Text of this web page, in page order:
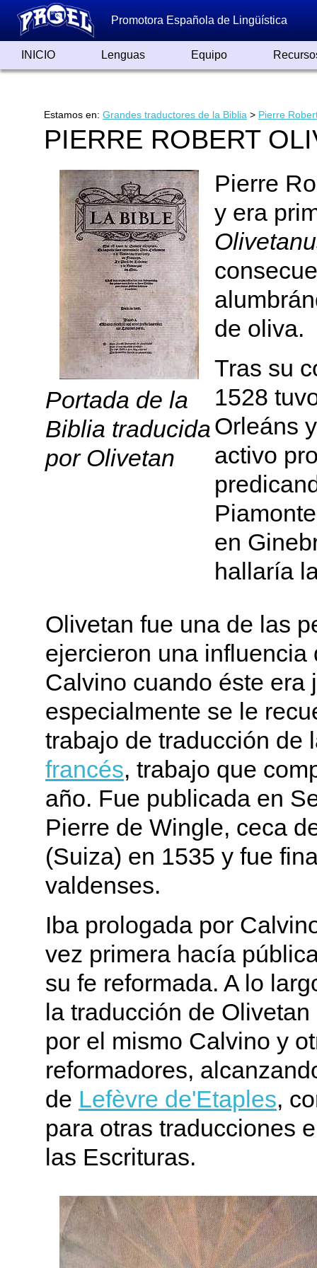
Promotora Española de Lingüística
INICIO Lenguas Equipo
Estamos en: Grandes traductores de la Biblia > Pierre
PIERRE ROBERT
Portada de la
Biblia traducida
por Olivetan
Pierre
y era
de oliva.
Tras su
1528
Orleáns
activo
en
hallaría
Olivetan fue una de las
ejercieron una influencia
Calvino cuando éste era
especialmente se le
trabajo de traducción de
francés, trabajo que
año. Fue publicada en
Pierre de Wingle, ceca
(Suiza) en 1535 y fue
valdenses.
Iba prologada por
vez primera hacía
su fe reformada. A lo
la traducción de
por el mismo Calvino y
reformadores,
de Lefèvre de'Etaples,
para otras traducciones
las Escrituras.